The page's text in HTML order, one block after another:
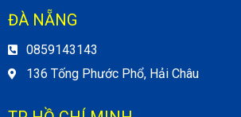
ĐÀ NẴNG
0859143143
136 Tống Phước Phổ, Hải Châu